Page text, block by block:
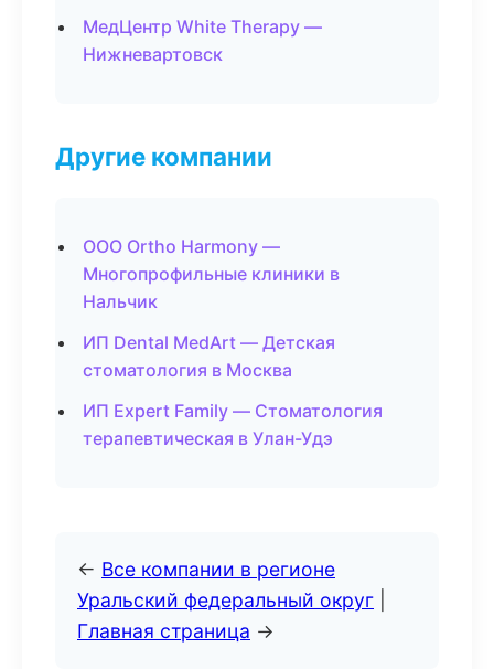
МедЦентр White Therapy —
Нижневартовск
Другие компании
ООО Ortho Harmony —
Многопрофильные клиники в
Нальчик
ИП Dental MedArt — Детская
стоматология в Москва
ИП Expert Family — Стоматология
терапевтическая в Улан-Удэ
← Все компании в регионе
Уральский федеральный округ
Главная страница →